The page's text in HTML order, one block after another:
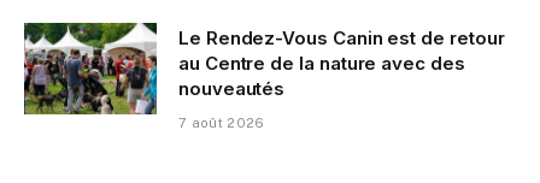
Le Rendez-Vous Canin est de retour
au Centre de la nature avec des
nouveautés
7 août 2026